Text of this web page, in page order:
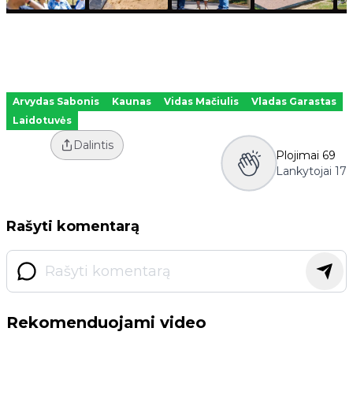
Arvydas Sabonis Kaunas Vidas Mačiulis
Vladas Garastas
Laidotuvės
Dalintis
Plojimai 69
Lankytojai 17
Rašyti komentarą
Rekomenduojami video